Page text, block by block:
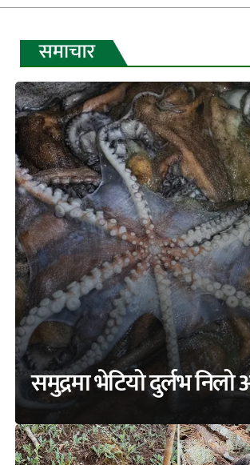
समुद्रमा भेटियो दुर्लभ